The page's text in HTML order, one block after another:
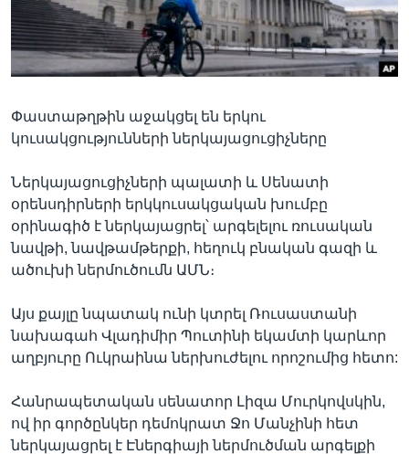
Լեզուներ
Փաստաթղթին աջակցել են երկու
կուսակցությունների ներկայացուցիչները
Ներկայացուցիչների պալատի և Սենատի
օրենսդիրների երկկուսակցական խումբը
օրինագիծ է ներկայացրել՝ արգելելու ռուսական
նավթի, նավթամթերքի, հեղուկ բնական գազի և
ածուխի ներմուծումն ԱՄՆ։
Այս քայլը նպատակ ունի կտրել Ռուսաստանի
նախագահ Վլադիմիր Պուտինի եկամտի կարևոր
աղբյուրը Ուկրաինա ներխուժելու որոշումից հետո:
Հանրապետական սենատոր Լիզա Մուրկովսկին,
ով իր գործընկեր դեմոկրատ Ջո Մանչինի հետ
ներկայացրել է Էներգիայի ներմուծման արգելքի